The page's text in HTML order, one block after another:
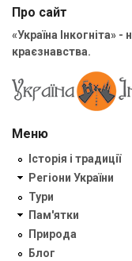
Про сайт
«Україна Інкогніта»
краєзнавства.
Меню
Історія і традиції
Регіони України
Тури
Пам'ятки
Природа
Блог